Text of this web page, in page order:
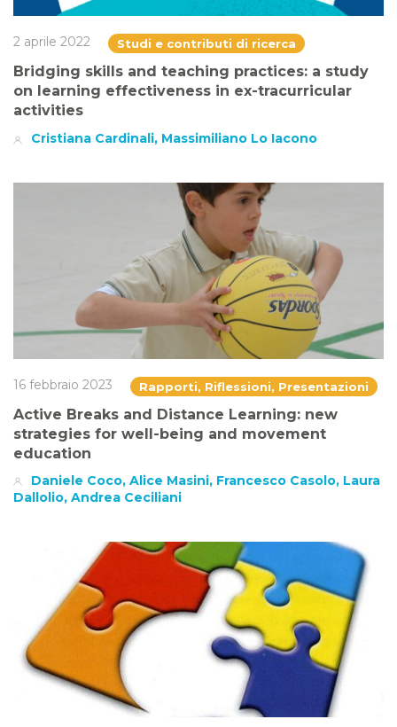
2 aprile 2022 Studi e contributi di ricerca
Bridging skills and teaching practices: a study
on learning effectiveness in ex-tracurricular
activities
Cristiana Cardinali, Massimiliano Lo Iacono
16 febbraio 2023 Rapporti, Riflessioni, Presentazioni
Active Breaks and Distance Learning: new
strategies for well-being and movement
education
Daniele Coco, Alice Masini, Francesco Casolo, Laura
Dallolio, Andrea Ceciliani